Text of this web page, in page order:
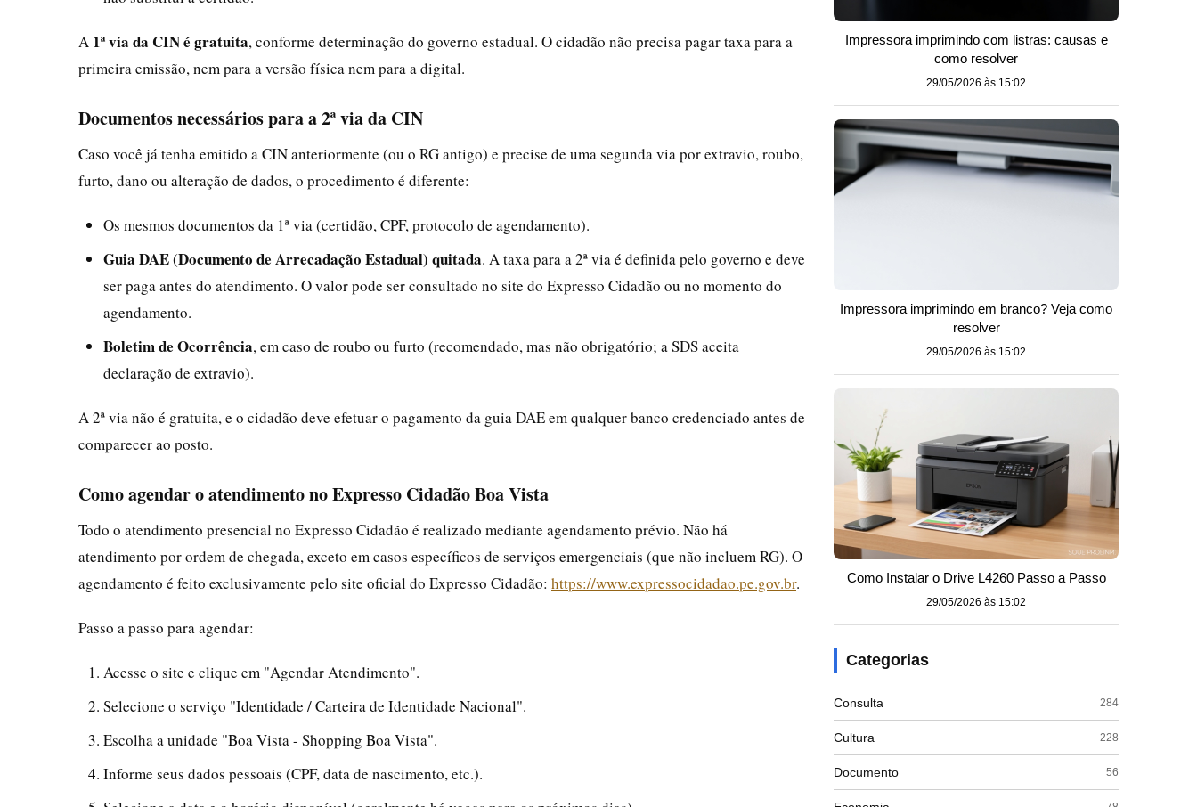
A 1ª via da CIN é gratuita, conforme determinação do governo estadual. O cidadão não precisa pagar taxa para a
primeira emissão, nem para a versão física nem para a digital.
Documentos necessários para a 2ª via da CIN
Caso você já tenha emitido a CIN anteriormente (ou o RG antigo) e precise de uma segunda via por extravio, roubo,
furto, dano ou alteração de dados, o procedimento é diferente:
Os mesmos documentos da 1ª via (certidão, CPF, protocolo de agendamento).
Guia DAE (Documento de Arrecadação Estadual) quitada. A taxa para a 2ª via é definida pelo governo e deve
ser paga antes do atendimento. O valor pode ser consultado no site do Expresso Cidadão ou no momento do
agendamento.
Boletim de Ocorrência, em caso de roubo ou furto (recomendado, mas não obrigatório; a SDS aceita
declaração de extravio).
A 2ª via não é gratuita, e o cidadão deve efetuar o pagamento da guia DAE em qualquer banco credenciado antes de
comparecer ao posto.
Como agendar o atendimento no Expresso Cidadão Boa Vista
Todo o atendimento presencial no Expresso Cidadão é realizado mediante agendamento prévio. Não há
atendimento por ordem de chegada, exceto em casos específicos de serviços emergenciais (que não incluem RG). O
agendamento é feito exclusivamente pelo site oficial do Expresso Cidadão: https://www.expressocidadao.pe.gov.br.
Passo a passo para agendar:
Acesse o site e clique em "Agendar Atendimento".
Selecione o serviço "Identidade / Carteira de Identidade Nacional".
Escolha a unidade "Boa Vista - Shopping Boa Vista".
Informe seus dados pessoais (CPF, data de nascimento, etc.).
Impressora imprimindo com listras: causas e
como resolver
29/05/2026 às 15:02
Impressora imprimindo em branco? Veja como
resolver
29/05/2026 às 15:02
Como Instalar o Drive L4260 Passo a Passo
29/05/2026 às 15:02
Categorias
Consulta 284
Cultura 228
Documento 56